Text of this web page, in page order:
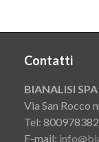
Contatti
BIANALISI SPA
Via San Rocco
Tel: 800978382
E-mail: